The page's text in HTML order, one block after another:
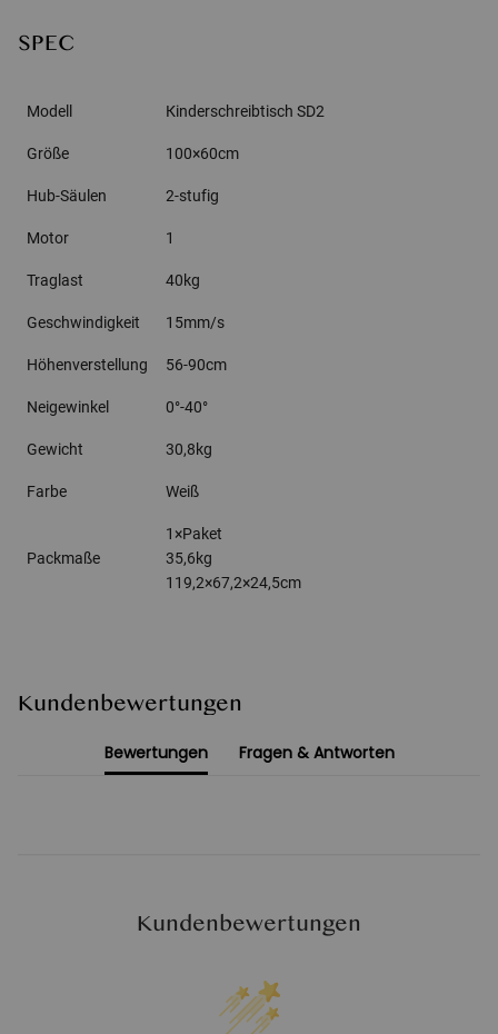
SPEC
Modell Kinderschreibtisch SD2
Größe 100×60cm
Hub-Säulen 2-stufig
Motor 1
Traglast 40kg
Geschwindigkeit 15mm/s
Höhenverstellung 56-90cm
Neigewinkel 0°-40°
Gewicht 30,8kg
Farbe Weiß
Packmaße
1×Paket
35,6kg
119,2×67,2×24,5cm
Kundenbewertungen
Bewertungen Fragen & Antworten
Kundenbewertungen